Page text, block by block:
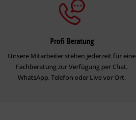
Profi Beratung
Unsere Mitarbeiter stehen jederzeit für eine
Fachberatung zur Verfügung per Chat,
WhatsApp, Telefon oder Live vor Ort.